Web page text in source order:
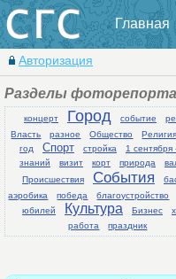
Главная
Авторизация
Разделы
концерт Город событие
Власть
разное Общество Религия
год
Спорт стройка
1 сентября
знаний
визит корт природа
Происшествия
События
аэробика
победа благоустройство
юбилей
Культура Бизнес
работа
праздник